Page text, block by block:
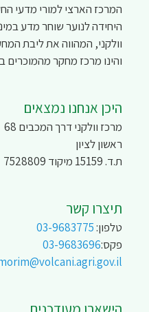
המרכז הארצי למורי מדעי
היחידה לנוער שוחר מדע
וולקני, המהווה את ליבת
והינו מרכז מחקר מהמוכרים
היכן אנחנו נמצאים
מרכז וולקני דרך המכבים 68
ראשון לציון
ת.ד. 15159 מיקוד 7528809
תיצרו קשר
טלפון:03-9683775
פקס:03-9683696